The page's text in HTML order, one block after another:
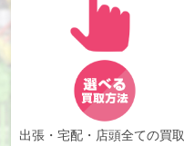
出張・宅配・店頭全ての買取